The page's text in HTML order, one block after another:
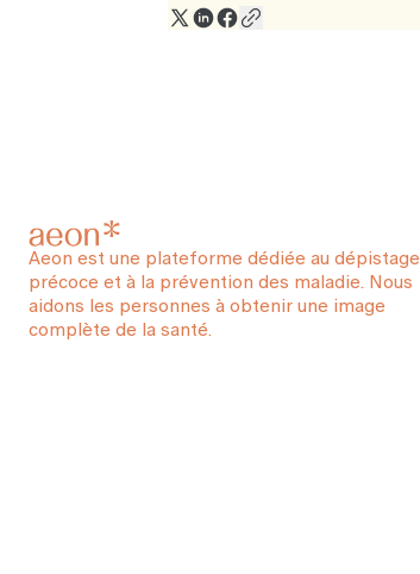
Aeon est une plateforme dédiée au dépistage
précoce et à la prévention des maladie. Nous
aidons les personnes à obtenir une image
complète de la santé.